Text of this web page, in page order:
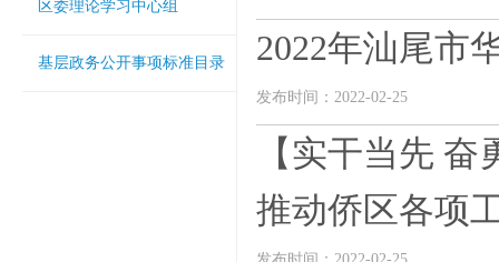
区委理论学习中心组
基层政务公开事项标准目录 2022年汕尾市
发布时间：2022-02-25
【实干当先
推动侨区各项